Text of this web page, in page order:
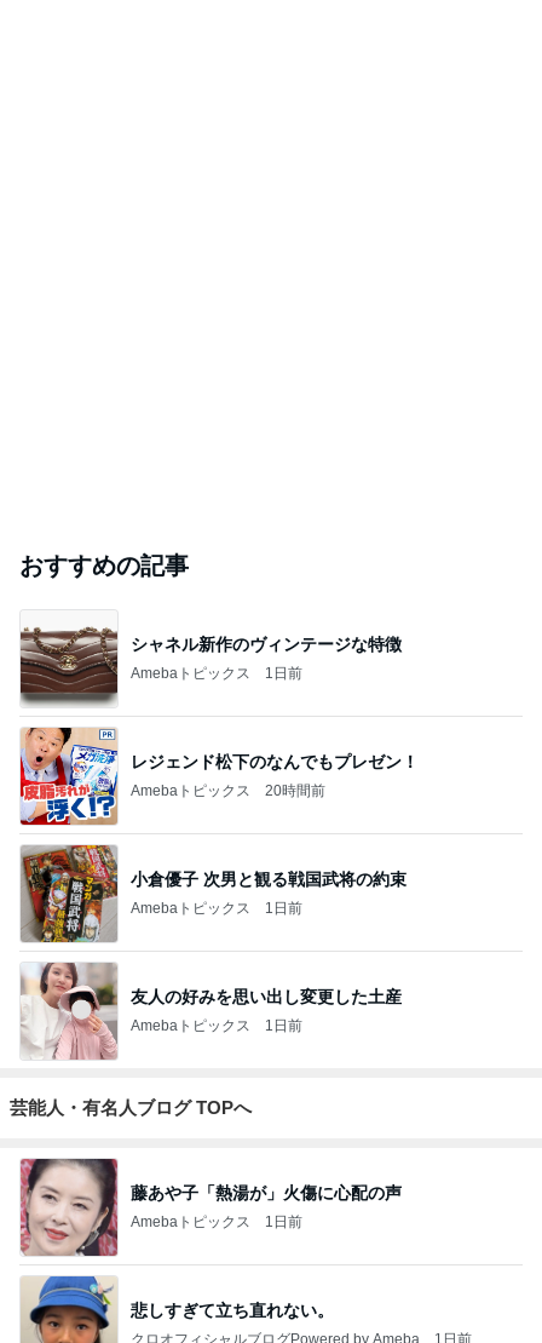
おすすめの記事
シャネル新作のヴィンテージな特徴
Amebaトピックス 1日前
レジェンド松下のなんでもプレゼン！
Amebaトピックス 20時間前
小倉優子 次男と観る戦国武将の約束
Amebaトピックス 1日前
友人の好みを思い出し変更した土産
Amebaトピックス 1日前
芸能人・有名人ブログ TOPへ
藤あや子「熱湯が」火傷に心配の声
Amebaトピックス 1日前
悲しすぎて立ち直れない。
クロオフィシャルブログPowered by Ameba 1日前